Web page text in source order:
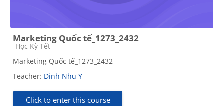
Marketing Quốc tế_1273_2432
Course category
Học Kỳ Tết
Marketing Quốc tế_1273_2432
Teacher: Dinh Nhu Y
Click to enter this course